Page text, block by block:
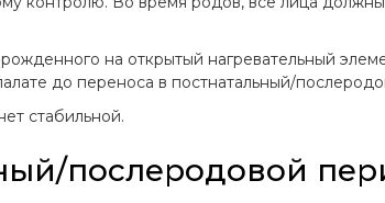
на открытый нагревательный
до переноса в постнатальный/
стабильной.
послеродовой